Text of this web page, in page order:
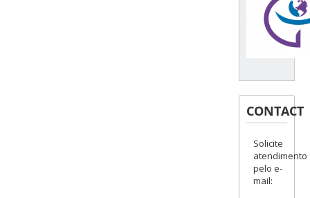
CONTACT
Solicite
atendimento
pelo e-
mail: